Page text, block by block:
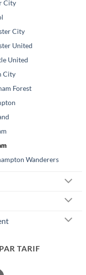
City
City
United
United
City
Forest
Wanderers
TARIF